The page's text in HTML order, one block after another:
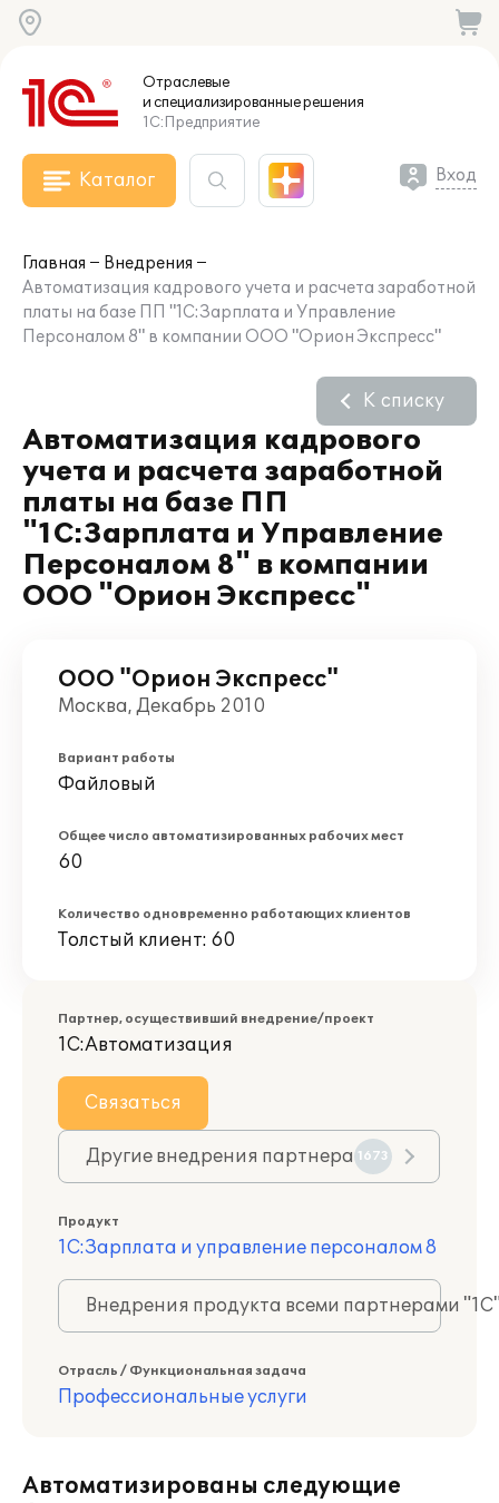
Отраслевые
и специализированныерешения
1С:Предприятие
Каталог Вход
Главная
Внедрения
Автоматизация кадрового учета и расчета заработной
платы на базе ПП "1С:Зарплата и Управление
Персоналом 8" в компании ООО "Орион Экспресс"
Автоматизация кадрового
учета и расчета заработной
платы на базе ПП
"1С:Зарплата и Управление
Персоналом 8" в компании
ООО "Орион Экспресс"
К списку
ООО "Орион Экспресс"
Москва, Декабрь 2010
Вариант работы
Файловый
Общее число автоматизированных рабочих мест
60
Количество одновременно работающих клиентов
Толстый клиент: 60
Партнер, осуществивший внедрение/проект
1С:Автоматизация
Связаться
Другие внедрения партнера 1673
Продукт
1С:Зарплата и управление персоналом 8
Внедрения продукта всеми партнерами
Отрасль / Функциональная задача
Профессиональные услуги
Автоматизированы следующие